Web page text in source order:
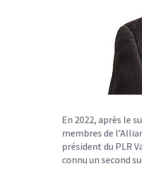
En 2022, après le
membres de
président du PLR
connu un second